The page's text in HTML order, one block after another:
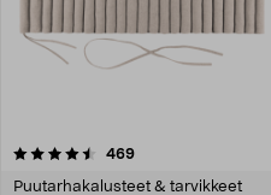
469arvostelut
Puutarhakalusteet & tarvikkeet
4.5 viidestä